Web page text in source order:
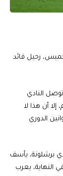
رحيل قائد
النادي
إلا أن هذا لا
الدوري
برشلونة، يأسف
النهاية، يعرب